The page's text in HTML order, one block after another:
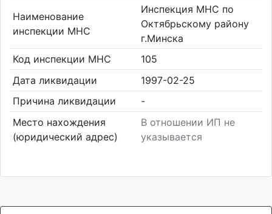
Наименование
инспекции МНС
Инспекция МНС по
Октябрьскому району
г.Минска
Код инспекции МНС
105
Дата ликвидации
1997-02-25
Причина ликвидации
-
Место нахождения
(юридический адрес)
В отношении ИП не
указывается